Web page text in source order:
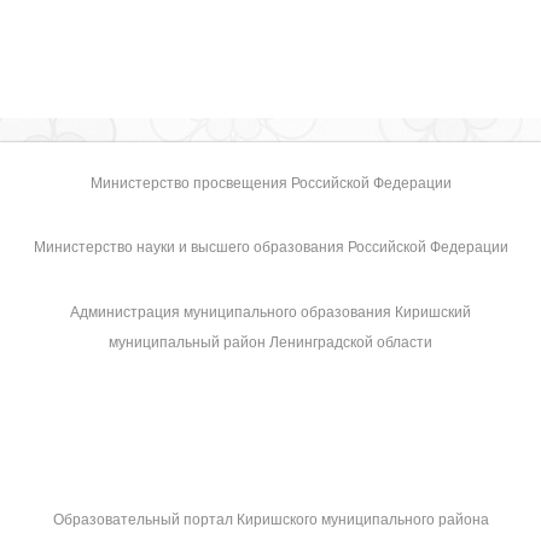
Министерство просвещения Российской Федерации
Министерство науки и высшего образования Российской Федерации
Администрация муниципального образования Киришский
муниципальный район Ленинградской области
Образовательный портал Киришского муниципального района